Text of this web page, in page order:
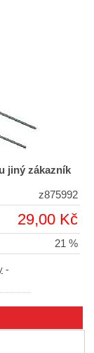
jiný zákazník
z875992
29,00 Kč
21 %
-